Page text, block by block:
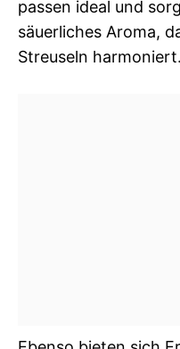
passen ideal und
säuerliches Aroma,
Streuseln harmoniert.